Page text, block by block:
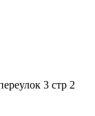
3 стр 2